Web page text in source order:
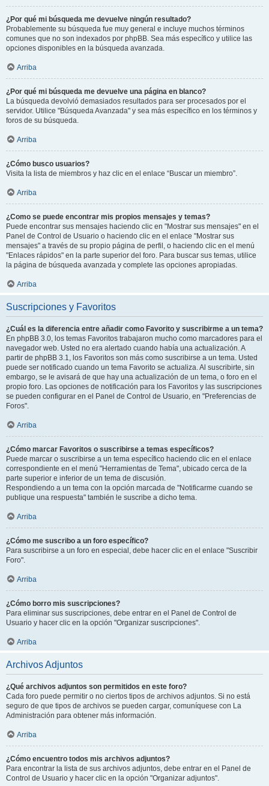
¿Por qué mi búsqueda me devuelve ningún resultado?
Probablemente su búsqueda fue muy general e incluye muchos términos
comunes que no son indexados por phpBB. Sea más específico y utilice las
opciones disponibles en la búsqueda avanzada.
Arriba
¿Por qué mi búsqueda me devuelve una página en blanco?
La búsqueda devolvió demasiados resultados para ser procesados por el
servidor. Utilice "Búsqueda Avanzada" y sea más específico en los términos y
foros de su búsqueda.
Arriba
¿Cómo busco usuarios?
Visita la lista de miembros y haz clic en el enlace “Buscar un miembro”.
Arriba
¿Como se puede encontrar mis propios mensajes y temas?
Puede encontrar sus mensajes haciendo clic en "Mostrar sus mensajes" en el
Panel de Control de Usuario o haciendo clic en el enlace "Mostrar sus
mensajes" a través de su propio página de perfil, o haciendo clic en el menú
"Enlaces rápidos" en la parte superior del foro. Para buscar sus temas, utilice
la página de búsqueda avanzada y complete las opciones apropiadas.
Arriba
Suscripciones y Favoritos
¿Cuál es la diferencia entre añadir como Favorito y suscribirme a un tema?
En phpBB 3.0, los temas Favoritos trabajaron mucho como marcadores para el
navegador web. Usted no era alertado cuando había una actualización. A
partir de phpBB 3.1, los Favoritos son más como suscribirse a un tema. Usted
puede ser notificado cuando un tema Favorito se actualiza. Al suscribirte, sin
embargo, se le avisará de que hay una actualización de un tema, o foro en el
propio foro. Las opciones de notificación para los Favoritos y las suscripciones
se pueden configurar en el Panel de Control de Usuario, en "Preferencias de
Foros".
Arriba
¿Cómo marcar Favoritos o suscribirse a temas específicos?
Puede marcar o suscribirse a un tema específico haciendo clic en el enlace
correspondiente en el menú "Herramientas de Tema", ubicado cerca de la
parte superior e inferior de un tema de discusión.
Respondiendo a un tema con la opción marcada de "Notificarme cuando se
publique una respuesta" también le suscribe a dicho tema.
Arriba
¿Cómo me suscribo a un foro específico?
Para suscribirse a un foro en especial, debe hacer clic en el enlace "Suscribir
Foro".
Arriba
¿Cómo borro mis suscripciones?
Para eliminar sus suscripciones, debe entrar en el Panel de Control de
Usuario y hacer clic en la opción "Organizar suscripciones".
Arriba
Archivos Adjuntos
¿Qué archivos adjuntos son permitidos en este foro?
Cada foro puede permitir o no ciertos tipos de archivos adjuntos. Si no está
seguro de que tipos de archivos se pueden cargar, comuníquese con La
Administración para obtener más información.
Arriba
¿Cómo encuentro todos mis archivos adjuntos?
Para encontrar la lista de sus archivos adjuntos, debe entrar en el Panel de
Control de Usuario y hacer clic en la opción "Organizar adjuntos".